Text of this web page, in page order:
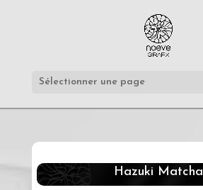
Sélectionner une page
Hazuki Matcha